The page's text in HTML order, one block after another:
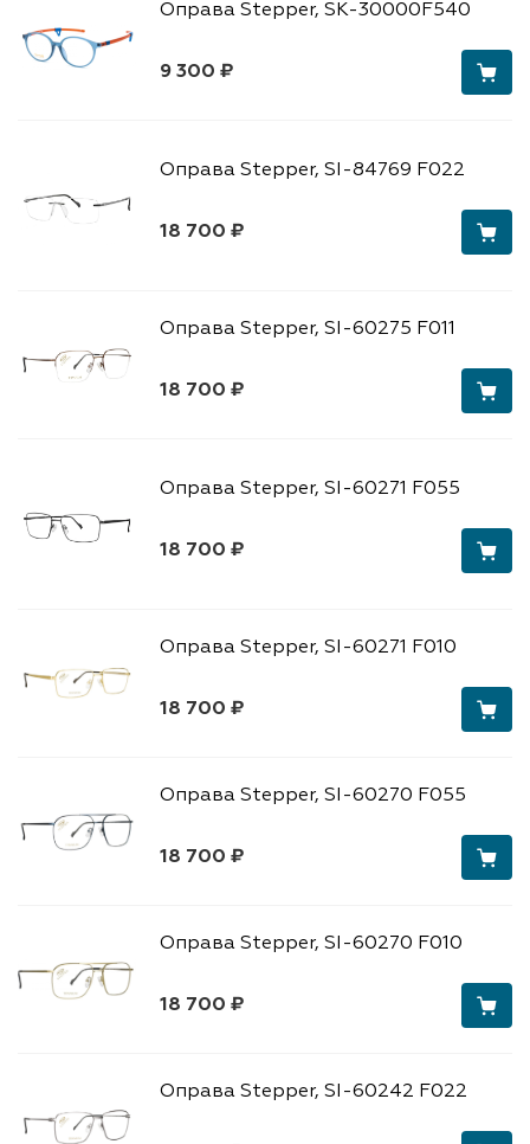
9 300 ₽
Оправа Stepper, SK-30000F540
18 700 ₽
Оправа Stepper, SI-84769 F022
18 700 ₽
Оправа Stepper, SI-60275 F011
18 700 ₽
Оправа Stepper, SI-60271 F055
18 700 ₽
Оправа Stepper, SI-60271 F010
18 700 ₽
Оправа Stepper, SI-60270 F055
18 700 ₽
Оправа Stepper, SI-60270 F010
Оправа Stepper, SI-60242 F022